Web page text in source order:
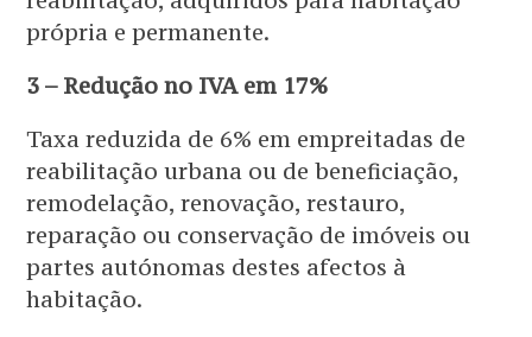
própria e permanente.
3 – Redução no IVA em 17%
Taxa reduzida de 6% em empreitadas de
reabilitação urbana ou de beneficiação,
remodelação, renovação, restauro,
reparação ou conservação de imóveis ou
partes autónomas destes afectos à
habitação.